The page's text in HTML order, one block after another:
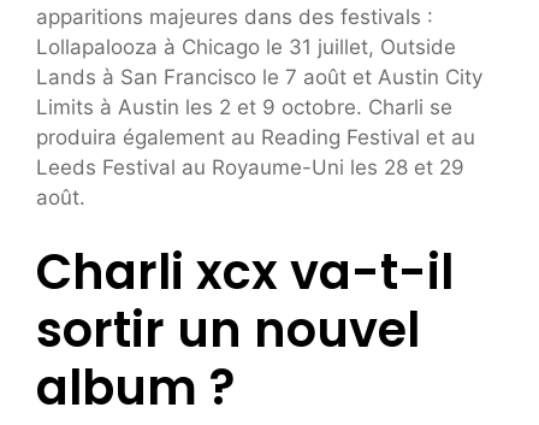
apparitions majeures dans des festivals :
Lollapalooza à Chicago le 31 juillet, Outside
Lands à San Francisco le 7 août et Austin City
Limits à Austin les 2 et 9 octobre. Charli se
produira également au Reading Festival et au
Leeds Festival au Royaume-Uni les 28 et 29
août.
Charli xcx va-t-il
sortir un nouvel
album ?